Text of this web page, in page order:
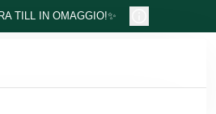
TILL IN OMAGGIO!✨